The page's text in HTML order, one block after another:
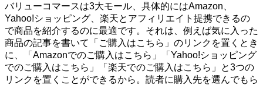
バリューコマースは3大モール、具体的にはAmazon、
Yahoo!ショッピング、楽天とアフィリエイト提携できるの
で商品を紹介するのに最適です。それは、例えば気に入った
商品の記事を書いて「ご購入はこちら」のリンクを置くとき
に、「Amazonでのご購入はこちら」「Yahoo!ショッピング
でのご購入はこちら」「楽天でのご購入はこちら」と3つの
リンクを置くことができるから。読者に購入先を選んでもら